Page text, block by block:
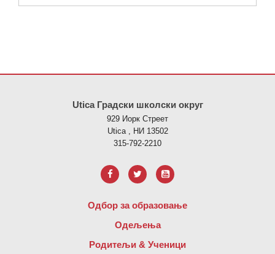
Utica Градски школски округ
929 Иорк Стреет
Utica , НИ 13502
315-792-2210
Одбор за образовање
Одељења
Родитељи & Ученици